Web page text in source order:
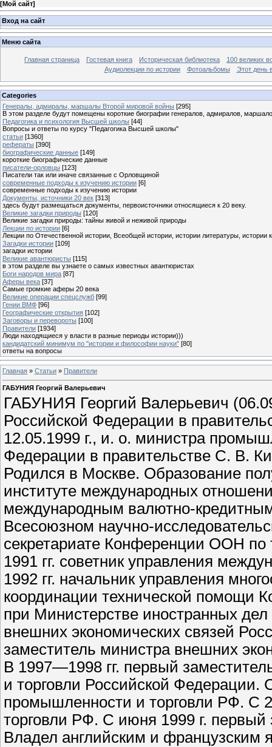
[Мой сайт]
Вход на сайт
Меню сайта
Главная страница Гостевая книга Историческая библиотека
100 великих
Аудиолекции по истории
Фотоальбомы Этот день
Categories
Генералы, адмиралы, маршалы Второй мировой войны [295]
В этом разделе будут помещены короткие биографии генералов, адмиралов,
Педагогика и психология Высшей школы [44]
Вопросы и ответы по курсу "Педагогика Высшей школы"
статьи [1360]
рефераты [390]
биографические данные [149]
короткие биографические данные
писатели-орловцы [123]
Писатели так или иначе связанные с Орловщиной
современные подходы к изучению истории [6]
современные подходы к изучению истории
Документы, источники 20 век [313]
здесь будут размещаться документы, первоисточники относящиеся к 20 веку.
Великие загадки природы [120]
Великие загадки природы: тайны живой и неживой природы
Лекции по истории [6]
Лекции по Отечественной истории, Всеобщей истории, истории литературы, истории
Загадки истории [109]
загадки истории
Великие авантюристы [115]
в этом разделе вы узнаете о самых известных авантюристах
Боги народов мира [87]
Аферы века [37]
Самые громкие аферы 20 века
Великие операции спецслужб [99]
Гении ВМФ [96]
Географические открытия [102]
Заговоры и перевороты [100]
Правители [1934]
Люди находящиеся у власти в разные периоды истории)))
кандидатский минимум по "истории и философии науки" [80]
ответы на вопросы
Главная » Статьи » Правители
ГАБУНИЯ Георгий Валерьевич
ГАБУНИЯ Георгий Валерьевич
Российской Федерации в
12.05.1999 г., и. о. министра
Федерации в правительстве С. В.
Родился в Москве. Образование
институте международных
международным валютно-
Всесоюзном научно-
секретариате Конференции ООН
1991 гг. советник управления
1992 гг. начальник управления
координации технической помощи
при Министерстве иностранных
внешних экономических связей
заместитель министра внешних
В 1997—1998 гг. первый
и торговли Российской
промышленности и торговли РФ. С
торговли РФ. С июня 1999 г.
Владел английским и французским